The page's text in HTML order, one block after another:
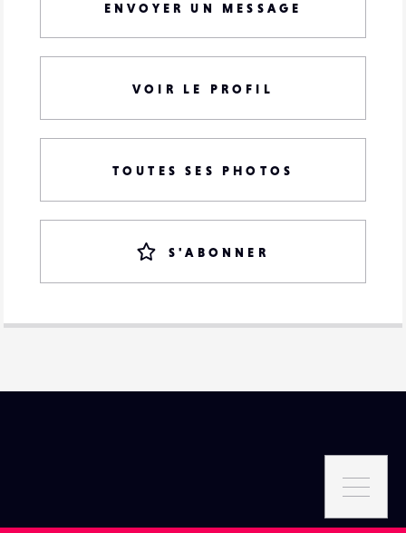
ENVOYER UN MESSAGE
VOIR LE PROFIL
TOUTES SES PHOTOS
S'ABONNER